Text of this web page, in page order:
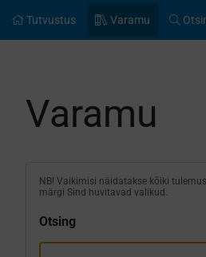
Tutvustus Varamu
Varamu
NB! Vaikimisi näidatakse kõiki
märgi Sind huvitavad valikud.
Otsing